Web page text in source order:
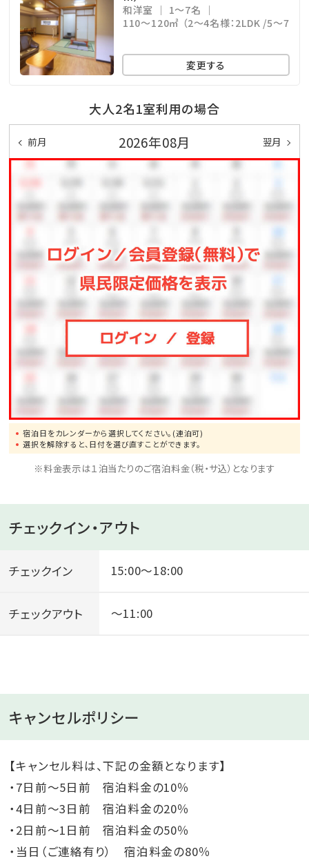
和洋室
1～7名
110～120㎡ （2～4名様：2LDK /5～7名様
変更する
大人2名1室利用の場合
前月 2026年08月 翌月
宿泊日をカレンダーから選択してください。(連泊可)
選択を解除すると、日付を選び直すことができます。
※料金表示は１泊当たりのご宿泊料金（税・サ込）となります
チェックイン・アウト
チェックイン 15:00～18:00
チェックアウト ～11:00
キャンセルポリシー
【キャンセル料は、下記の金額となります】
・7日前～5日前 宿泊料金の10％
・4日前～3日前 宿泊料金の20％
・2日前～1日前 宿泊料金の50％
・当日（ご連絡有り） 宿泊料金の80％